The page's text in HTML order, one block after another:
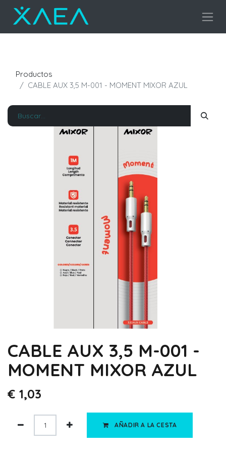
Productos
CABLE AUX 3,5 M-001 - MOMENT MIXOR AZUL
CABLE AUX 3,5 M-001 -
MOMENT MIXOR AZUL
€ 1,03
AÑADIR A LA CESTA